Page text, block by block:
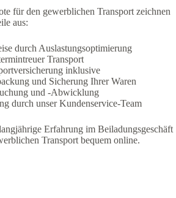
für den gewerblichen Transport zeichnen
aus:
durch Auslastungsoptimierung
Transport
inklusive
und Sicherung Ihrer Waren
und -Abwicklung
durch unser Kundenservice-Team
Erfahrung im Beiladungsgeschäft
Transport bequem online.